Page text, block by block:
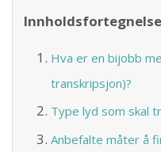
Innholdsfortegnelse
Hva er en bijobb
transkripsjon)?
Type lyd som skal
Anbefalte måter å